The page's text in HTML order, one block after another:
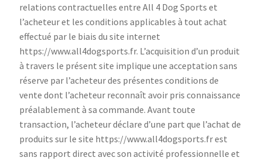
relations contractuelles entre All 4 Dog Sports et
l’acheteur et les conditions applicables à tout achat
effectué par le biais du site internet
https://www.all4dogsports.fr. L’acquisition d’un produit
à travers le présent site implique une acceptation sans
réserve par l’acheteur des présentes conditions de
vente dont l’acheteur reconnaît avoir pris connaissance
préalablement à sa commande. Avant toute
transaction, l’acheteur déclare d’une part que l’achat de
produits sur le site https://www.all4dogsports.fr est
sans rapport direct avec son activité professionnelle et